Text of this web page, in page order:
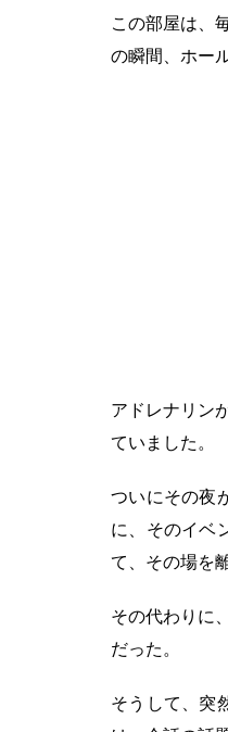
この部屋は、
の瞬間、ホー
アドレナリン
ていました。
ついにその夜
に、そのイベ
て、その場を
その代わりに
だった。
そうして、突